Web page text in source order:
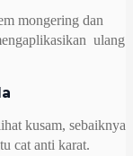
mongering dan
ulang
kusam, sebaiknya
cat anti karat.